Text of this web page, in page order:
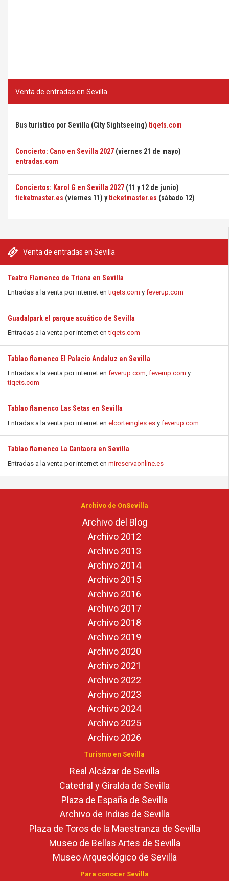
Venta de entradas en Sevilla
Teatro Flamenco de Triana en Sevilla
Entradas a la venta por internet entiqets.com y feverup.com
Guadalpark el parque acuático de Sevilla
Entradas a la venta por internet entiqets.com
Tablao flamenco El Palacio Andaluz en Sevilla
Entradas a la venta por internet en feverup.com, feverup.com y
tiqets.com
Tablao flamenco Las Setas en Sevilla
Entradas a la venta por internet en elcorteingles.es y feverup.com
Tablao flamenco La Cantaora en Sevilla
Entradas a la venta por internet en mireservaonline.es
Venta de entradas en Sevilla
Bus turístico por Sevilla (City Sightseeing) tiqets.com
Concierto: Cano en Sevilla 2027 (viernes 21 de mayo)
entradas.com
Conciertos: Karol G en Sevilla 2027 (11 y 12 de junio)
ticketmaster.es (viernes 11) yticketmaster.es (sábado 12)
Archivo de OnSevilla
Archivo del Blog
Archivo 2012
Archivo 2013
Archivo 2014
Archivo 2015
Archivo 2016
Archivo 2017
Archivo 2018
Archivo 2019
Archivo 2020
Archivo 2021
Archivo 2022
Archivo 2023
Archivo 2024
Archivo 2025
Archivo 2026
Turismo en Sevilla
Real Alcázar de Sevilla
Catedral y Giralda de Sevilla
Plaza de España de Sevilla
Archivo de Indias de Sevilla
Plaza de Toros de la Maestranza de Sevilla
Museo de Bellas Artes de Sevilla
Museo Arqueológico de Sevilla
Para conocer Sevilla